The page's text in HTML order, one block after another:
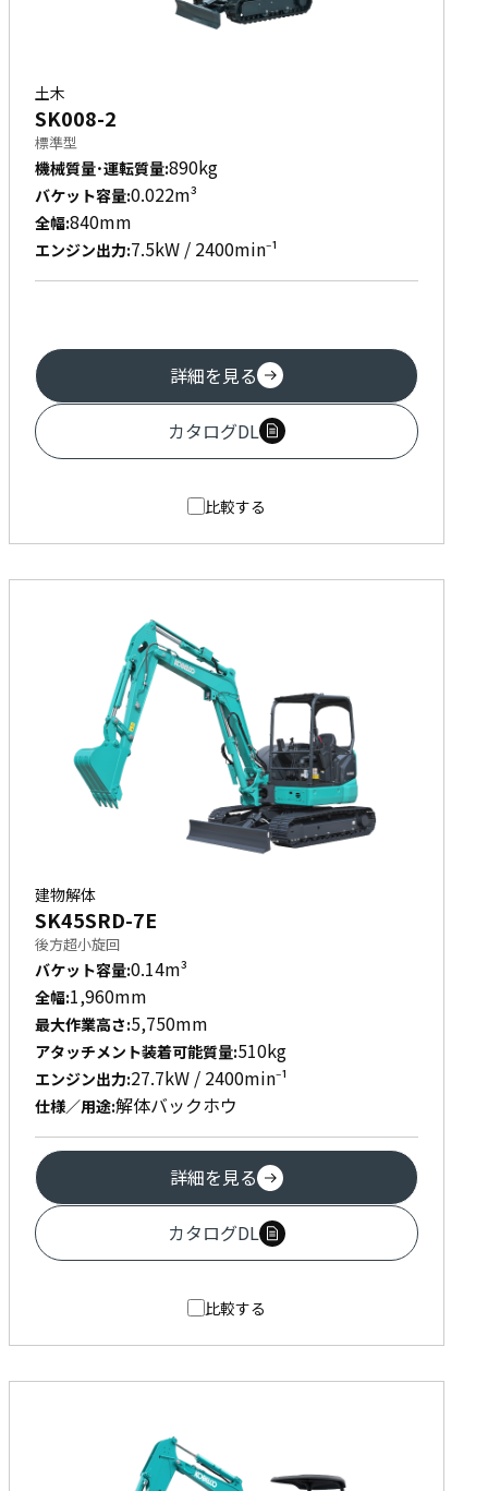
土木
SK008-2
標準型
機械質量･運転質量:890kg
バケット容量:0.022m³
全幅:840mm
エンジン出力:7.5kW / 2400min⁻¹
詳細を見る
カタログDL
比較する
建物解体
SK45SRD-7E
後方超小旋回
バケット容量:0.14m³
全幅:1,960mm
最大作業高さ:5,750mm
アタッチメント装着可能質量:510kg
エンジン出力:27.7kW / 2400min⁻¹
仕様／用途:解体バックホウ
詳細を見る
カタログDL
比較する